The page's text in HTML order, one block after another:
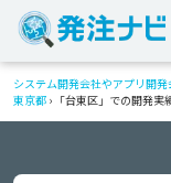
システム開発会社やアプリ開
東京都 › 「台東区」での開発